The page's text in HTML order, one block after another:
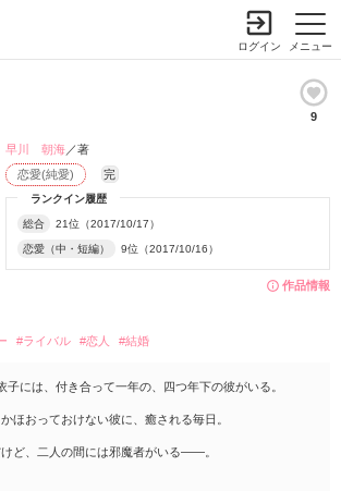
メニュー
ログイン
9
作品情報
ランクイン履歴
総合 21位（2017/10/17）
恋愛（中・短編） 9位（2017/10/16）
恋愛(純愛) 完
早川 朝海／著
#ライバル #恋人 #結婚
には、付き合って一年の、四つ年下の彼がいる。
ほおっておけない彼に、癒される毎日。
ど、二人の間には邪魔者がいる――。